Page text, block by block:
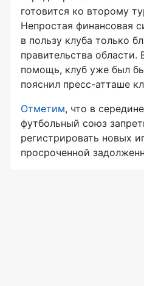
готовится ко второму
Непростая финансовая
в пользу клуба только
правительства области.
помощь, клуб уже был
пояснил пресс-атташе
Отметим, что в
футбольный союз
регистрировать новых
просроченной